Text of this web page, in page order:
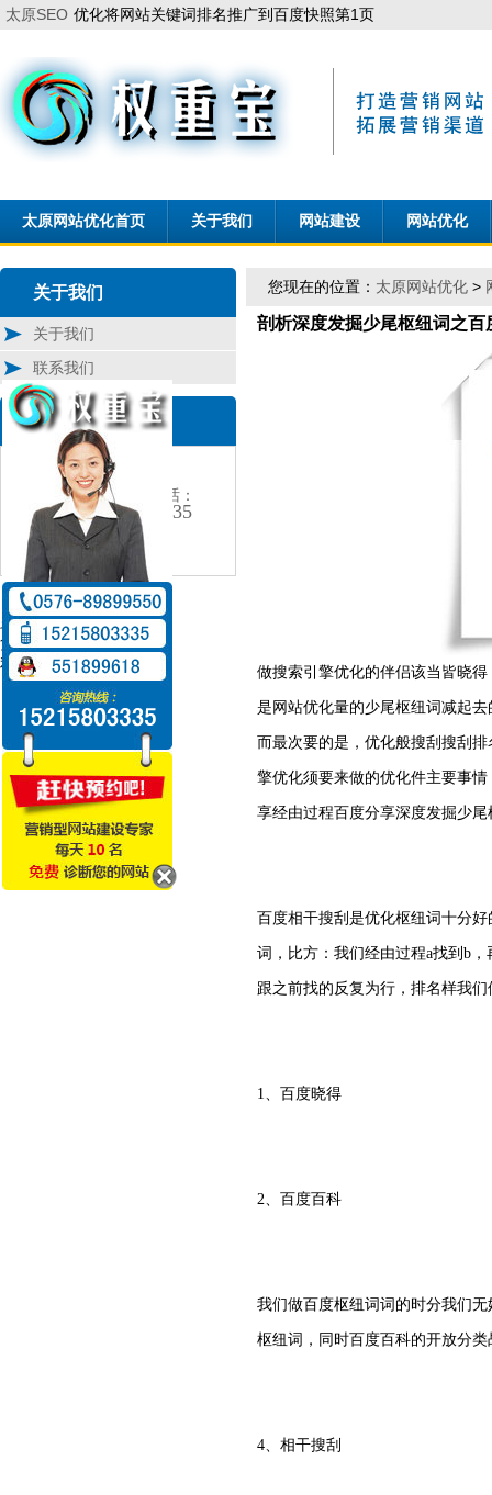
太原SEO 优化将网站关键词排名推广到百度快照第1页
太原网站优化首页 关于我们 网站建设 网站优化
关于我们
关于我们
联系我们
联 系
24小时咨询电话：
152-1580-3335
电话：0576-8989-9550
您现在的位置： 太原网站优化 >
剖析深度发掘少尾枢纽词之百
做搜索引擎优化的伴侣该当皆晓
是网站优化量的少尾枢纽词减起
而最次要的是，优化般搜刮搜刮
擎优化须要来做的优化件主要事
享经由过程百度分享深度发掘少
百度相干搜刮是优化枢纽词十分
词，比方：我们经由过程a找到b
跟之前找的反复为行，排名样我
1、百度晓得
2、百度百科
我们做百度枢纽词词的时分我们
枢纽词，同时百度百科的开放分
4、相干搜刮
珍藏
复兴
利用讲具 告发